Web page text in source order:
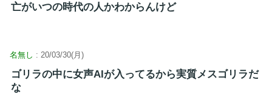
亡がいつの時代の人かわからんけど
名無し : 20/03/30(月)
ゴリラの中に女声AIが入ってるから実質メスゴリラだ
な